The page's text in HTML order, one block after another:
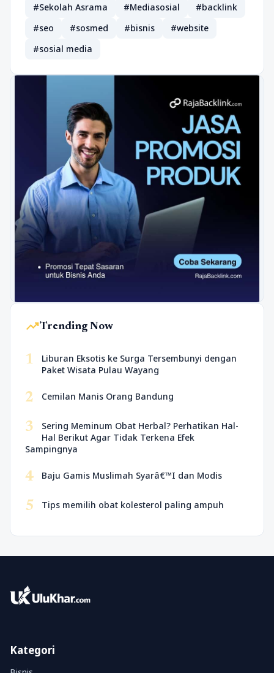
#Sekolah Asrama
#Mediasosial
#backlink
#seo
#sosmed #bisnis
#website
#sosial media
trending_upTrending Now
1
Liburan Eksotis ke Surga Tersembunyi dengan
Paket Wisata Pulau Wayang
2 Cemilan Manis Orang Bandung
3
Sering Meminum Obat Herbal? Perhatikan Hal-
Hal Berikut Agar Tidak Terkena Efek
Sampingnya
4 Baju Gamis Muslimah Syarâ€™I dan Modis
5 Tips memilih obat kolesterol paling ampuh
Kategori